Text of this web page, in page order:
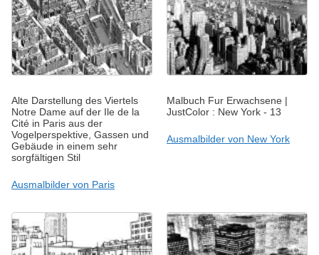
Alte Darstellung des Viertels
Notre Dame auf der Ile de la
Cité in Paris aus der
Vogelperspektive, Gassen und
Gebäude in einem sehr
sorgfältigen Stil
Ausmalbilder von Paris
Malbuch Fur Erwachsene |
JustColor : New York - 13
Ausmalbilder von New York